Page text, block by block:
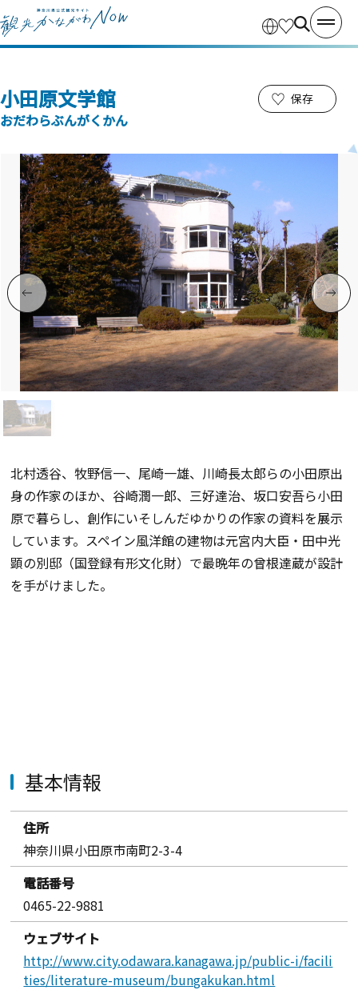
小田原文学館
おだわらぶんがくかん
保存
北村透谷、牧野信一、尾崎一雄、川崎長太郎らの小田原出
身の作家のほか、谷崎潤一郎、三好達治、坂口安吾ら小田
原で暮らし、創作にいそしんだゆかりの作家の資料を展示
しています。スペイン風洋館の建物は元宮内大臣・田中光
顕の別邸（国登録有形文化財）で最晩年の曾根達蔵が設計
を手がけました。
基本情報
住所
神奈川県小田原市南町2-3-4
電話番号
0465-22-9881
ウェブサイト
http://www.city.odawara.kanagawa.jp/public-i/facili
ties/literature-museum/bungakukan.html